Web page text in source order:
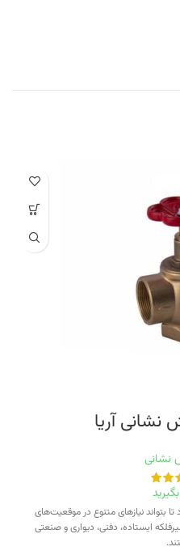
نشانی آریا
نشانی
بتواند نیازهای متنوع در موقعیت‌های
ایستاده، دفنی، دیواری و صنعتی